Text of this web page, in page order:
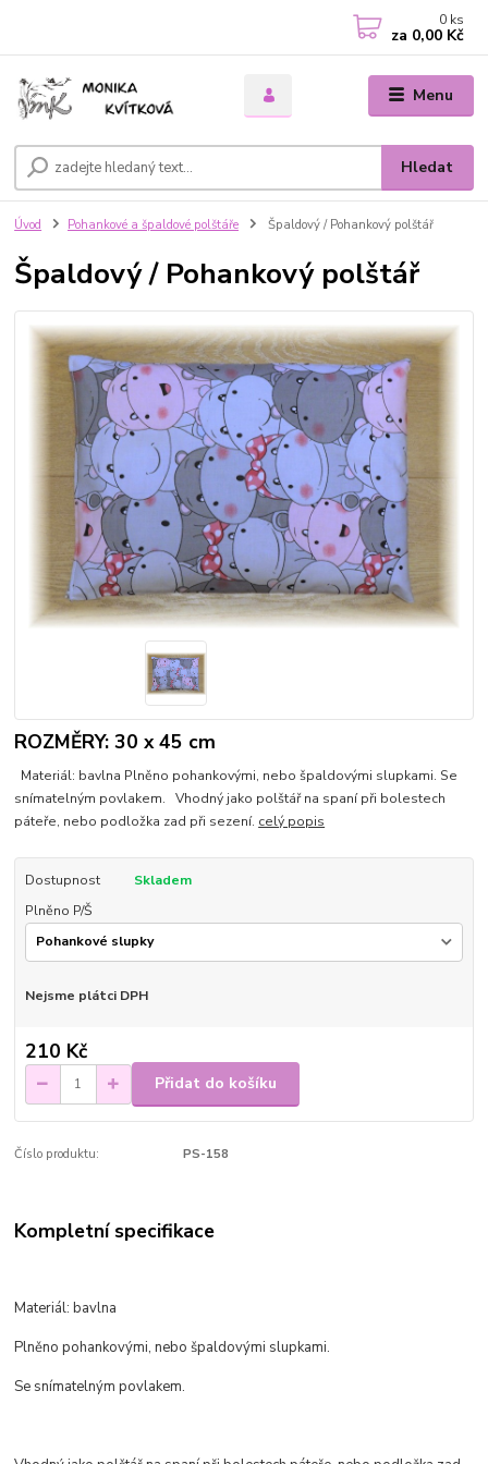
Menu
Hledat
0 ks
za 0,00 Kč
Úvod Pohankové a špaldové polštáře Špaldový / Pohankový polštář
Špaldový / Pohankový polštář
ROZMĚRY: 30 x 45 cm
Materiál: bavlna Plněno pohankovými, nebo špaldovými slupkami. Se
snímatelným povlakem. Vhodný jako polštář na spaní při bolestech
páteře, nebo podložka zad při sezení. celý popis
Dostupnost
Skladem
Plněno P/Š
Nejsme plátci DPH
210 Kč
Přidat do košíku
Číslo produktu: PS-158
Kompletní specifikace
Materiál: bavlna
Plněno pohankovými, nebo špaldovými slupkami.
Se snímatelným povlakem.